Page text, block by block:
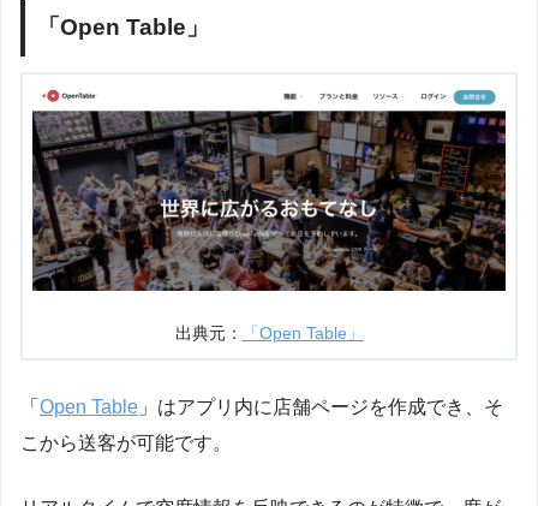
「Open Table」
出典元： 「Open Table」
「 Open Table 」はアプリ内に店舗ページを作成でき、そ
こから送客が可能です。